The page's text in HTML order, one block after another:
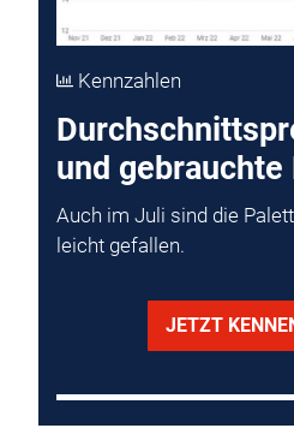
Kennzahlen
und gebrauchte
Auch im Juli sind die
leicht gefallen.
JETZT